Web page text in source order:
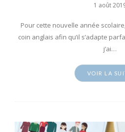
1 août
Pour cette nouvelle année
coin anglais afin qu’il s’adapte
j’ai…
VOIR LA